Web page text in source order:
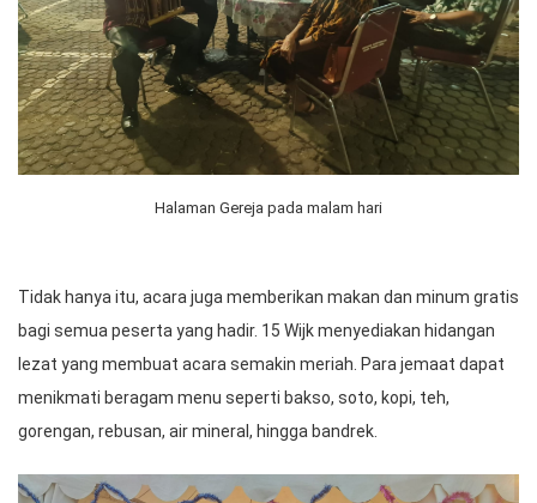
Halaman Gereja pada malam hari
Tidak hanya itu, acara juga memberikan makan dan minum gratis
bagi semua peserta yang hadir. 15 Wijk menyediakan hidangan
lezat yang membuat acara semakin meriah. Para jemaat dapat
menikmati beragam menu seperti bakso, soto, kopi, teh,
gorengan, rebusan, air mineral, hingga bandrek.